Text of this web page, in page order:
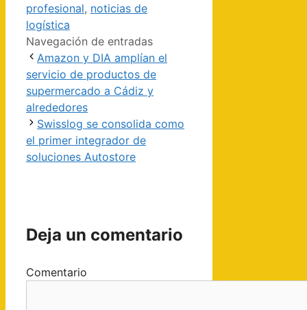
profesional, noticias de
logística
Navegación de entradas
Amazon y DIA amplían el
servicio de productos de
supermercado a Cádiz y
alrededores
Swisslog se consolida como
el primer integrador de
soluciones Autostore
Deja un comentario
Comentario